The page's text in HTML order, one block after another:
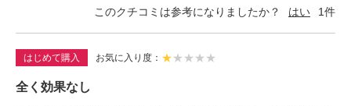
このクチコミは参考になりましたか？ はい 1件
はじめて購入 お気に入り度 ★★ ★ ★ ★
全く効果なし